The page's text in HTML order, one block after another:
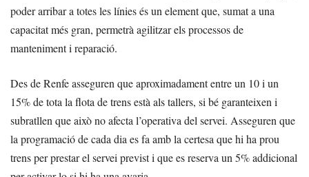
poder arribar a totes les línies és un element que, sumat a una
capacitat més gran, permetrà agilitzar els processos de
manteniment i reparació.
Des de Renfe asseguren que aproximadament entre un 10 i un
15% de tota la flota de trens està als tallers, si bé garanteixen i
subratllen que això no afecta l’operativa del servei. Asseguren que
la programació de cada dia es fa amb la certesa que hi ha prou
trens per prestar el servei previst i que es reserva un 5% addicional